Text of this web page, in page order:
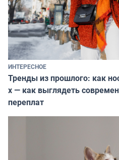
ИНТЕРЕСНОЕ
Тренды из прошлого: как
х — как выглядеть
переплат